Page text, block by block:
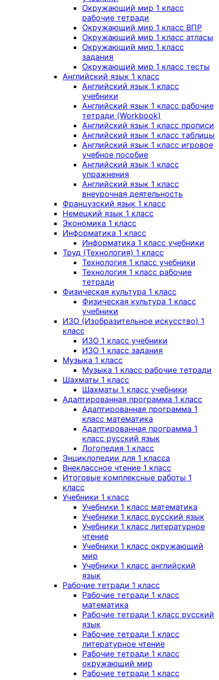
Окружающий мир 1 класс
рабочие тетради
Окружающий мир 1 класс ВПР
Окружающий мир 1 класс атласы
Окружающий мир 1 класс
задания
Окружающий мир 1 класс тесты
Английский язык 1 класс
Английский язык 1 класс
учебники
Английский язык 1 класс рабочие
тетради (Workbook)
Английский язык 1 класс прописи
Английский язык 1 класс таблицы
Английский язык 1 класс игровое
учебное пособие
Английский язык 1 класс
упражнения
Английский язык 1 класс
внеурочная деятельность
Французский язык 1 класс
Немецкий язык 1 класс
Экономика 1 класс
Информатика 1 класс
Информатика 1 класс учебники
Труд (Технология) 1 класс
Технология 1 класс учебники
Технология 1 класс рабочие
тетради
Физическая культура 1 класс
Физическая культура 1 класс
учебники
ИЗО (Изобразительное искусство) 1
класс
ИЗО 1 класс учебники
ИЗО 1 класс задания
Музыка 1 класс
Музыка 1 класс рабочие тетради
Шахматы 1 класс
Шахматы 1 класс учебники
Адаптированная программа 1 класс
Адаптированная программа 1
класс математика
Адаптированная программа 1
класс русский язык
Логопедия 1 класс
Энциклопедии для 1 класса
Внеклассное чтение 1 класс
Итоговые комплексные работы 1
класс
Учебники 1 класс
Учебники 1 класс математика
Учебники 1 класс русский язык
Учебники 1 класс литературное
чтение
Учебники 1 класс окружающий
мир
Учебники 1 класс английский
язык
Рабочие тетради 1 класс
Рабочие тетради 1 класс
математика
Рабочие тетради 1 класс русский
язык
Рабочие тетради 1 класс
литературное чтение
Рабочие тетради 1 класс
окружающий мир
Рабочие тетради 1 класс